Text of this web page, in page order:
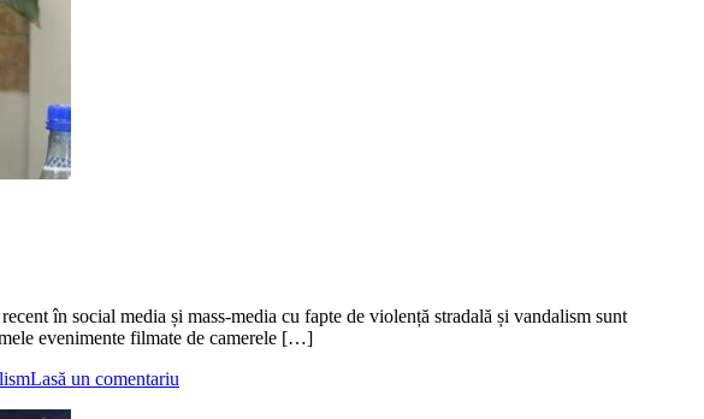
în social media și mass-media cu fapte de violență stradală și vandalism sunt
evenimente filmate de camerele […]
Lasă un comentariu